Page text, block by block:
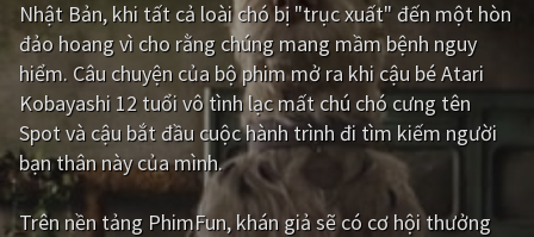
Phiêu lưu Hài hước
Viễn tưởng Khoa học - Tài liệu
Hoạt hình Thể thao
Tình cảm - Lãng mạn
Giật gân Gia đình
Nhật Bản, khi tất cả loài chó bị "trục xuất" đến một hòn
đảo hoang vì cho rằng chúng mang mầm bệnh nguy
hiểm. Câu chuyện của bộ phim mở ra khi cậu bé Atari
Kobayashi 12 tuổi vô tình lạc mất chú chó cưng tên
Spot và cậu bắt đầu cuộc hành trình đi tìm kiếm người
bạn thân này của mình.
Trên nền tảng PhimFun, khán giả sẽ có cơ hội thưởng